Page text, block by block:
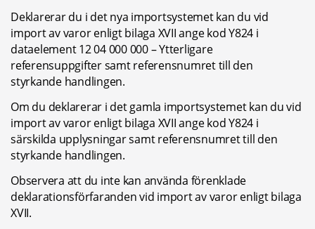
Deklarerar du i det nya importsystemet kan du vid
import av varor enligt bilaga XVII ange kod Y824 i
dataelement 12 04 000 000 – Ytterligare
referensuppgifter samt referensnumret till den
styrkande handlingen.
Om du deklarerar i det gamla importsystemet kan du vid
import av varor enligt bilaga XVII ange kod Y824 i
särskilda upplysningar samt referensnumret till den
styrkande handlingen.
Observera att du inte kan använda förenklade
deklarationsförfaranden vid import av varor enligt bilaga
XVII.